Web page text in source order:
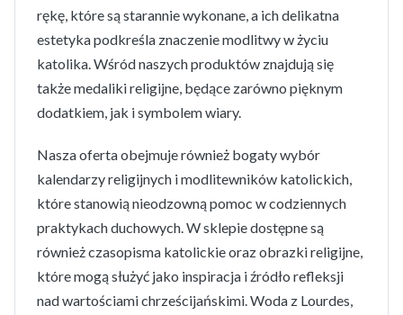
rękę, które są starannie wykonane, a ich delikatna
estetyka podkreśla znaczenie modlitwy w życiu
katolika. Wśród naszych produktów znajdują się
także medaliki religijne, będące zarówno pięknym
dodatkiem, jak i symbolem wiary.
Nasza oferta obejmuje również bogaty wybór
kalendarzy religijnych i modlitewników katolickich,
które stanowią nieodzowną pomoc w codziennych
praktykach duchowych. W sklepie dostępne są
również czasopisma katolickie oraz obrazki religijne,
które mogą służyć jako inspiracja i źródło refleksji
nad wartościami chrześcijańskimi. Woda z Lourdes,